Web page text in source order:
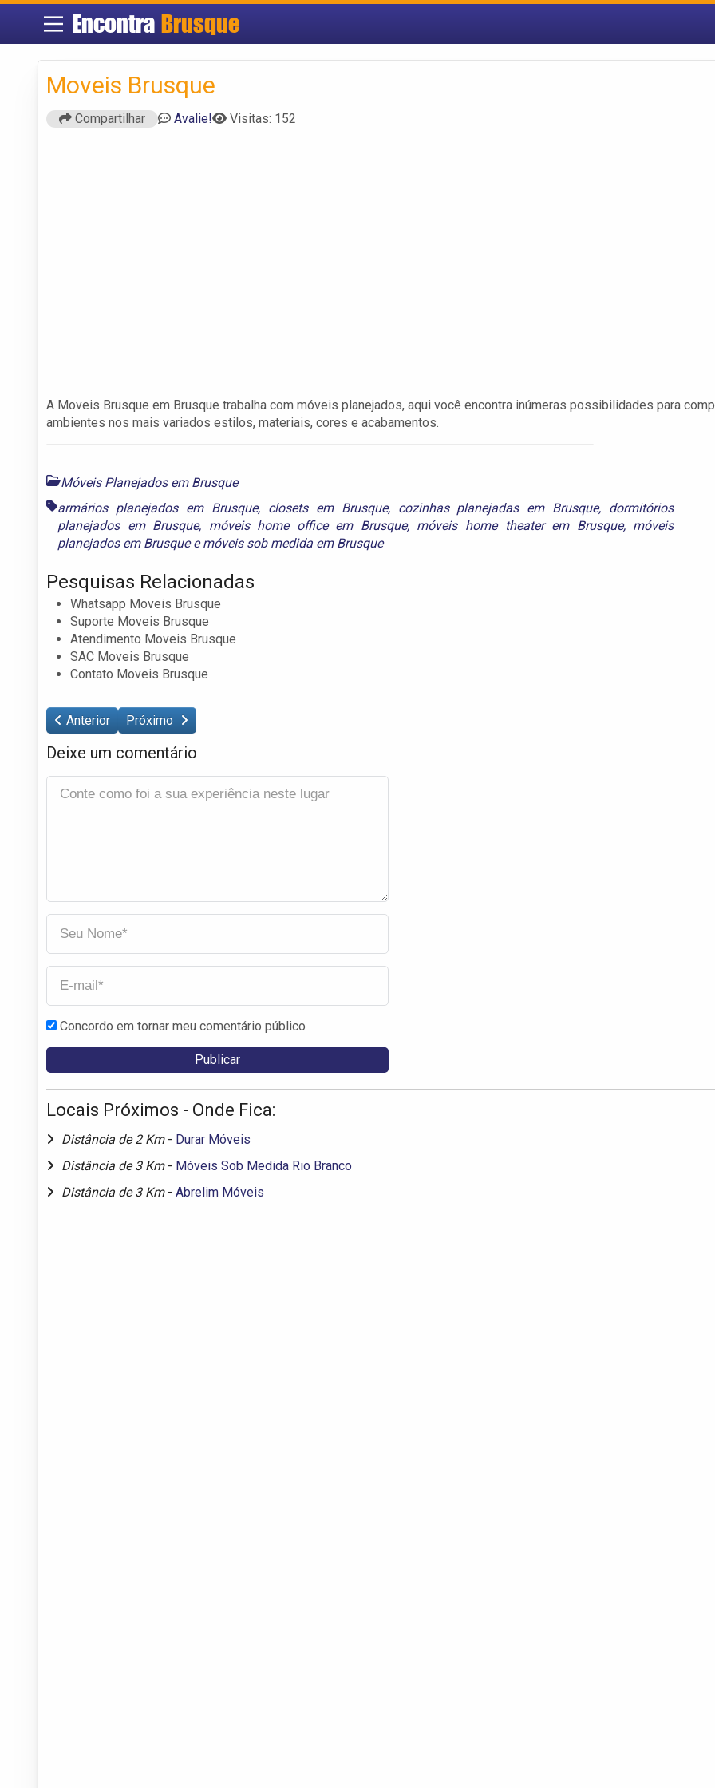
Encontra Brusque
Moveis Brusque
Compartilhar Avalie! Visitas: 152
A Moveis Brusque em Brusque trabalha com móveis planejados, aqui você encontra inúmeras possibilidades para
ambientes nos mais variados estilos, materiais, cores e acabamentos.
Móveis Planejados em Brusque
armários planejados em Brusque, closets em Brusque, cozinhas planejadas em Brusque, dormitórios
planejados em Brusque, móveis home office em Brusque, móveis home theater em Brusque, móveis
planejados em Brusqueemóveis sob medida em Brusque
Pesquisas Relacionadas
Whatsapp Moveis Brusque
Suporte Moveis Brusque
Atendimento Moveis Brusque
SAC Moveis Brusque
Contato Moveis Brusque
Anterior Próximo
Deixe um comentário
Concordo em tornar meu comentário público
Locais Próximos - Onde Fica:
Distância de 2 Km - Durar Móveis
Distância de 3 Km - Móveis Sob Medida Rio Branco
Distância de 3 Km - Abrelim Móveis